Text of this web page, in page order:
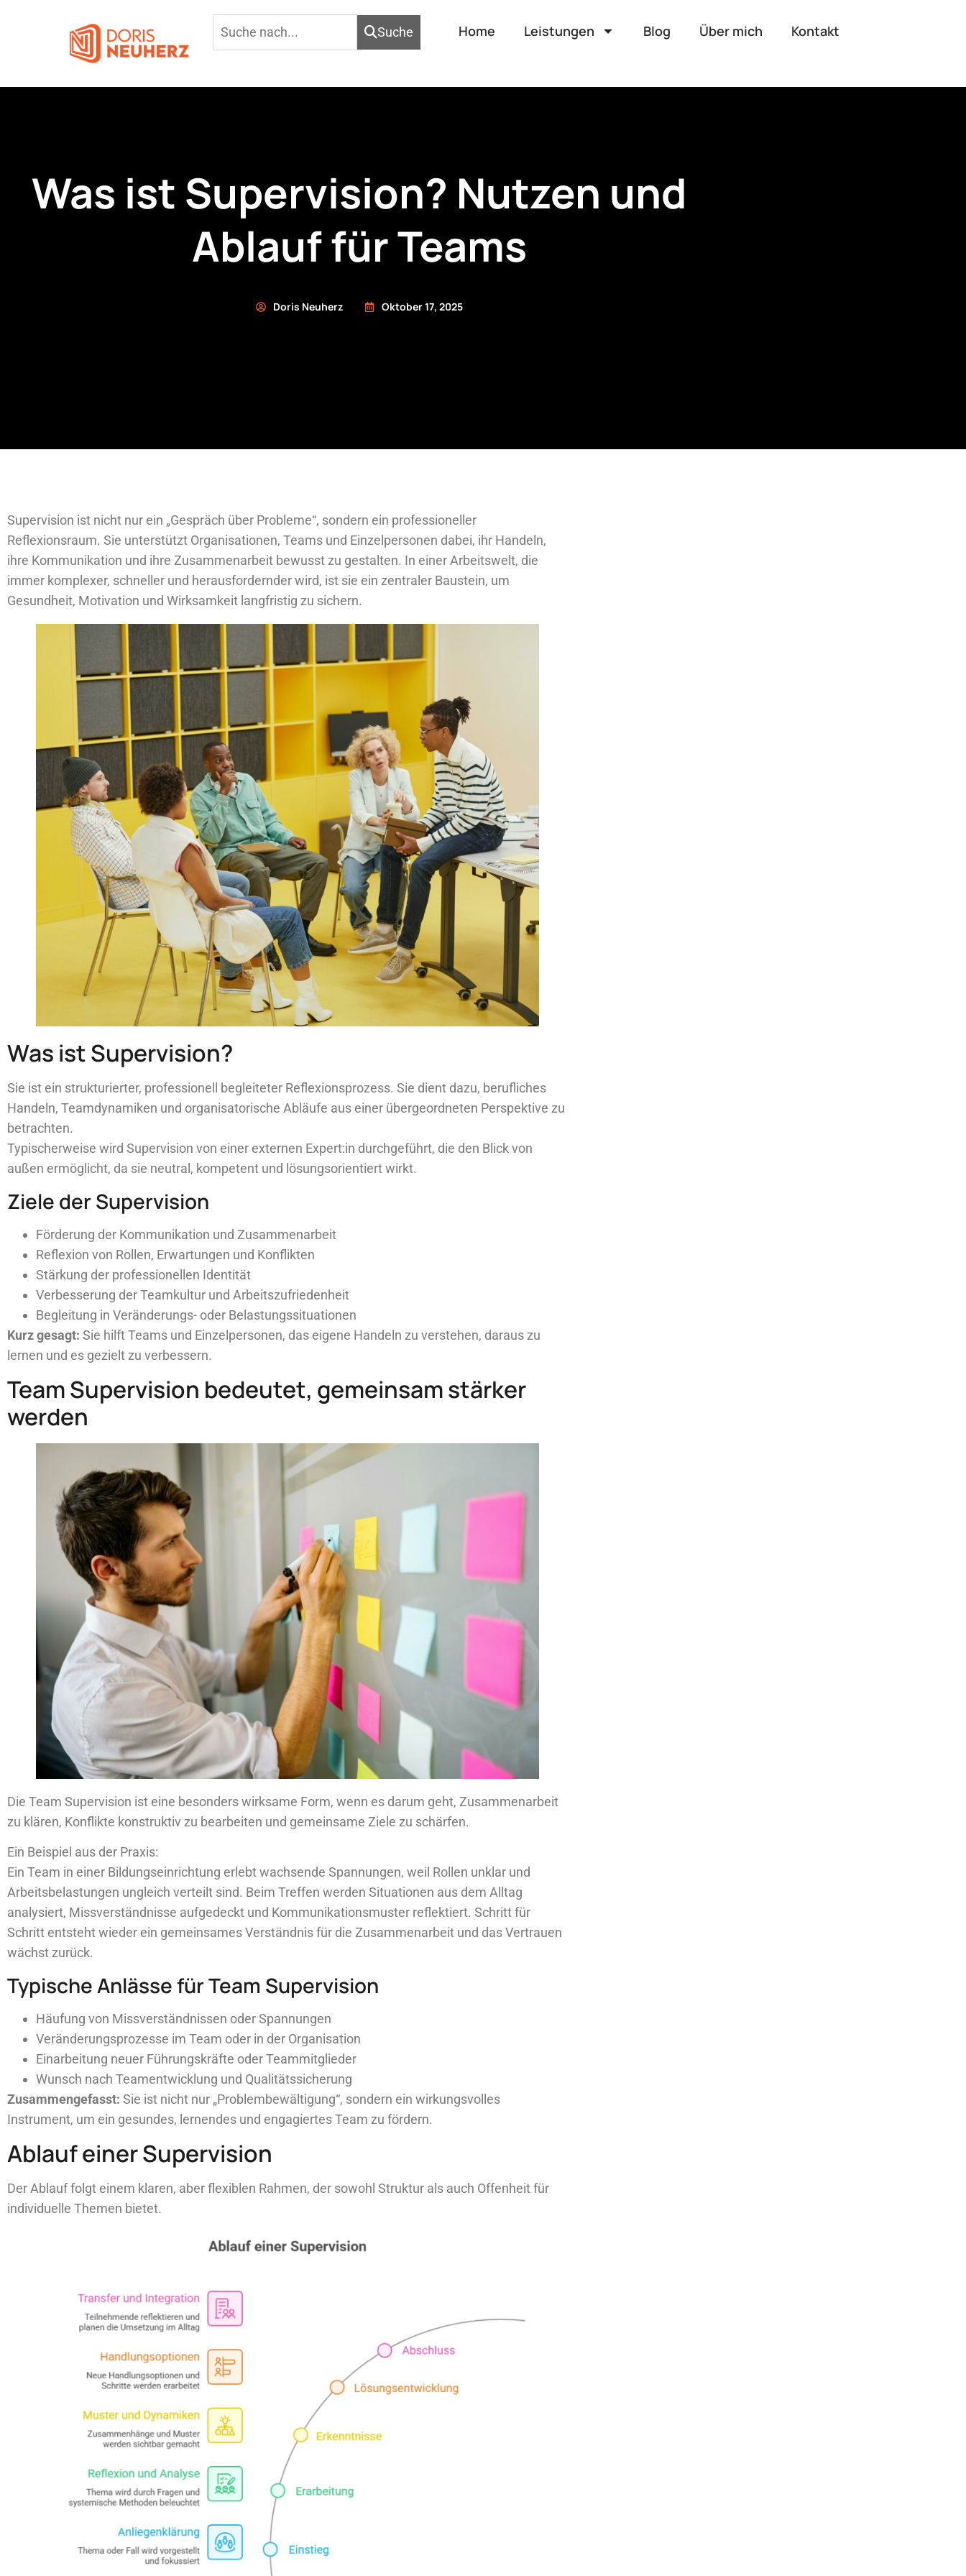
Suche Home Leistungen Blog Über mich Kontakt
Was ist Supervision? Nutzen und
Ablauf für Teams
Doris Neuherz Oktober 17, 2025
Supervision ist nicht nur ein „Gespräch über Probleme“, sondern ein professioneller
Reflexionsraum. Sie unterstützt Organisationen, Teams und Einzelpersonen dabei, ihr Handeln,
ihre Kommunikation und ihre Zusammenarbeit bewusst zu gestalten. In einer Arbeitswelt, die
immer komplexer, schneller und herausfordernder wird, ist sie ein zentraler Baustein, um
Gesundheit, Motivation und Wirksamkeit langfristig zu sichern.
Was ist Supervision?
Sie ist ein strukturierter, professionell begleiteter Reflexionsprozess. Sie dient dazu, berufliches
Handeln, Teamdynamiken und organisatorische Abläufe aus einer übergeordneten Perspektive zu
betrachten.
Typischerweise wird Supervision von einer externen Expert:in durchgeführt, die den Blick von
außen ermöglicht, da sie neutral, kompetent und lösungsorientiert wirkt.
Ziele der Supervision
Förderung der Kommunikation und Zusammenarbeit
Reflexion von Rollen, Erwartungen und Konflikten
Stärkung der professionellen Identität
Verbesserung der Teamkultur und Arbeitszufriedenheit
Begleitung in Veränderungs- oder Belastungssituationen
Kurz gesagt: Sie hilft Teams und Einzelpersonen, das eigene Handeln zu verstehen, daraus zu
lernen und es gezielt zu verbessern.
Team Supervision bedeutet, gemeinsam stärker
werden
Die Team Supervision ist eine besonders wirksame Form, wenn es darum geht, Zusammenarbeit
zu klären, Konflikte konstruktiv zu bearbeiten und gemeinsame Ziele zu schärfen.
Ein Beispiel aus der Praxis:
Ein Team in einer Bildungseinrichtung erlebt wachsende Spannungen, weil Rollen unklar und
Arbeitsbelastungen ungleich verteilt sind. Beim Treffen werden Situationen aus dem Alltag
analysiert, Missverständnisse aufgedeckt und Kommunikationsmuster reflektiert. Schritt für
Schritt entsteht wieder ein gemeinsames Verständnis für die Zusammenarbeit und das Vertrauen
wächst zurück.
Typische Anlässe für Team Supervision
Häufung von Missverständnissen oder Spannungen
Veränderungsprozesse im Team oder in der Organisation
Einarbeitung neuer Führungskräfte oder Teammitglieder
Wunsch nach Teamentwicklung und Qualitätssicherung
Zusammengefasst: Sie ist nicht nur „Problembewältigung“, sondern ein wirkungsvolles
Instrument, um ein gesundes, lernendes und engagiertes Team zu fördern.
Ablauf einer Supervision
Der Ablauf folgt einem klaren, aber flexiblen Rahmen, der sowohl Struktur als auch Offenheit für
individuelle Themen bietet.